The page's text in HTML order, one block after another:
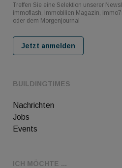
BUILDINGTIMES
Nachrichten
Jobs
Events
ICH MÖCHTE ...
Treffen Sie eine Selektion unserer
immoflash, Immobilien Magazin,
oder dem Morgenjournal
Jetzt anmelden